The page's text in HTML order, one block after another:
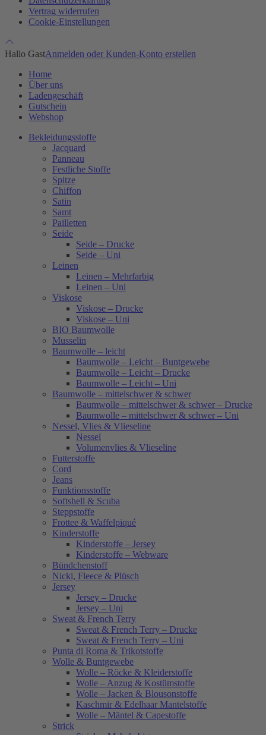
Vertrag widerrufen
Cookie-Einstellungen
Hallo GastAnmelden oder Kunden-Konto erstellen
Home
Über uns
Ladengeschäft
Gutschein
Webshop
Bekleidungsstoffe
Jacquard
Panneau
Festliche Stoffe
Spitze
Chiffon
Satin
Samt
Pailletten
Seide
Seide – Drucke
Seide – Uni
Leinen
Leinen – Mehrfarbig
Leinen – Uni
Viskose
Viskose – Drucke
Viskose – Uni
BIO Baumwolle
Musselin
Baumwolle – leicht
Baumwolle – Leicht – Buntgewebe
Baumwolle – Leicht – Drucke
Baumwolle – Leicht – Uni
Baumwolle – mittelschwer & schwer
Baumwolle – mittelschwer & schwer – Drucke
Baumwolle – mittelschwer & schwer – Uni
Nessel, Vlies & Vlieseline
Nessel
Volumenvlies & Vlieseline
Futterstoffe
Cord
Jeans
Funktionsstoffe
Softshell & Scuba
Steppstoffe
Frottee & Waffelpiqué
Kinderstoffe
Kinderstoffe – Jersey
Kinderstoffe – Webware
Bündchenstoff
Nicki, Fleece & Plüsch
Jersey
Jersey – Drucke
Jersey – Uni
Sweat & French Terry
Sweat & French Terry – Drucke
Sweat & French Terry – Uni
Punta di Roma & Trikotstoffe
Wolle & Buntgewebe
Wolle – Röcke & Kleiderstoffe
Wolle – Anzug & Kostümstoffe
Wolle – Jacken & Blousonstoffe
Kaschmir & Edelhaar Mantelstoffe
Wolle – Mäntel & Capestoffe
Strick